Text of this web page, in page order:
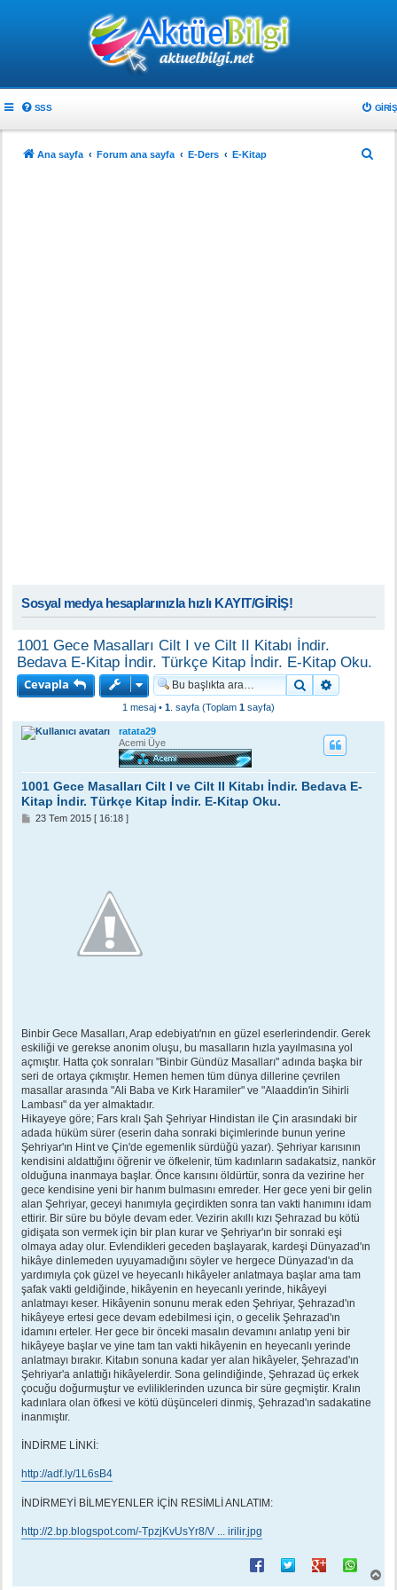
SSS GIRIŞ
Ana sayfa Forum ana sayfa E-Ders E-Kitap
Sosyal medya hesaplarınızla hızlı KAYIT/GİRİŞ!
1001 Gece Masalları Cilt I ve Cilt II Kitabı İndir.
Bedava E-Kitap İndir. Türkçe Kitap İndir. E-Kitap Oku.
Cevapla
Ara
1 mesaj • 1 . sayfa (Toplam 1 sayfa)
ratata29
Acemi Üye
1001 Gece Masalları Cilt I ve Cilt II Kitabı İndir. Bedava E-
Kitap İndir. Türkçe Kitap İndir. E-Kitap Oku.
M
23 Tem 2015 [ 16:18 ]
Binbir Gece Masalları, Arap edebiyatı'nın en güzel eserlerindendir. Gerek
eskiliği ve gerekse anonim oluşu, bu masalların hızla yayılmasına yol
açmıştır. Hatta çok sonraları "Binbir Gündüz Masalları" adında başka bir
seri de ortaya çıkmıştır. Hemen hemen tüm dünya dillerine çevrilen
masallar arasında "Ali Baba ve Kırk Haramiler" ve "Alaaddin'in Sihirli
Lambası" da yer almaktadır.
Hikayeye göre; Fars kralı Şah Şehriyar Hindistan ile Çin arasındaki bir
adada hüküm sürer (eserin daha sonraki biçimlerinde bunun yerine
Şehriyar'ın Hint ve Çin'de egemenlik sürdüğü yazar). Şehriyar karısının
kendisini aldattığını öğrenir ve öfkelenir, tüm kadınların sadakatsiz, nankör
olduğuna inanmaya başlar. Önce karısını öldürtür, sonra da vezirine her
gece kendisine yeni bir hanım bulmasını emreder. Her gece yeni bir gelin
alan Şehriyar, geceyi hanımıyla geçirdikten sonra tan vakti hanımını idam
ettirir. Bir süre bu böyle devam eder. Vezirin akıllı kızı Şehrazad bu kötü
gidişata son vermek için bir plan kurar ve Şehriyar'ın bir sonraki eşi
olmaya aday olur. Evlendikleri geceden başlayarak, kardeşi Dünyazad'ın
hikâye dinlemeden uyuyamadığını söyler ve hergece Dünyazad'ın da
yardımıyla çok güzel ve heyecanlı hikâyeler anlatmaya başlar ama tam
şafak vakti geldiğinde, hikâyenin en heyecanlı yerinde, hikâyeyi
anlatmayı keser. Hikâyenin sonunu merak eden Şehriyar, Şehrazad'ın
hikâyeye ertesi gece devam edebilmesi için, o gecelik Şehrazad'ın
idamını erteler. Her gece bir önceki masalın devamını anlatıp yeni bir
hikâyeye başlar ve yine tam tan vakti hikâyenin en heyecanlı yerinde
anlatmayı bırakır. Kitabın sonuna kadar yer alan hikâyeler, Şehrazad'ın
Şehriyar'a anlattığı hikâyelerdir. Sona gelindiğinde, Şehrazad üç erkek
çocuğu doğurmuştur ve evliliklerinden uzunca bir süre geçmiştir. Kralın
kadınlara olan öfkesi ve kötü düşünceleri dinmiş, Şehrazad'ın sadakatine
inanmıştır.
İNDİRME LİNKİ:
http://adf.ly/1L6sB4
İNDİRMEYİ BİLMEYENLER İÇİN RESİMLİ ANLATIM:
http://2.bp.blogspot.com/-TpzjKvUsYr8/V ... irilir.jpg
a